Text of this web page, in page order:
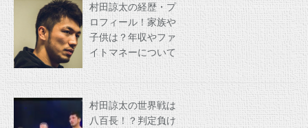
村田諒太の経歴・プ
ロフィール！家族や
子供は？年収やファ
イトマネーについて
村田諒太の世界戦は
八百長！？判定負け